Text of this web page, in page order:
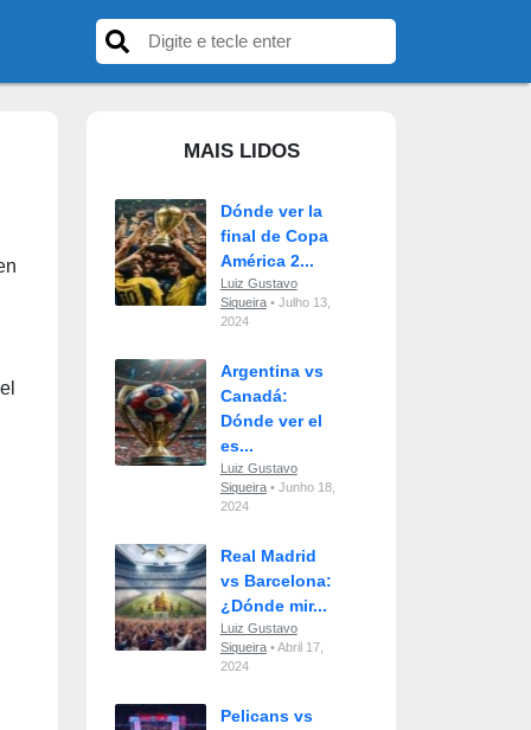
MAIS LIDOS
Dónde ver la
final de Copa
América 2...
Luiz Gustavo
Siqueira• Julho 13,
2024
Argentina vs
Canadá:
Dónde ver el
es...
Luiz Gustavo
Siqueira• Junho 18,
2024
Real Madrid
vs Barcelona:
¿Dónde mir...
Luiz Gustavo
Siqueira• Abril 17,
2024
Pelicans vs